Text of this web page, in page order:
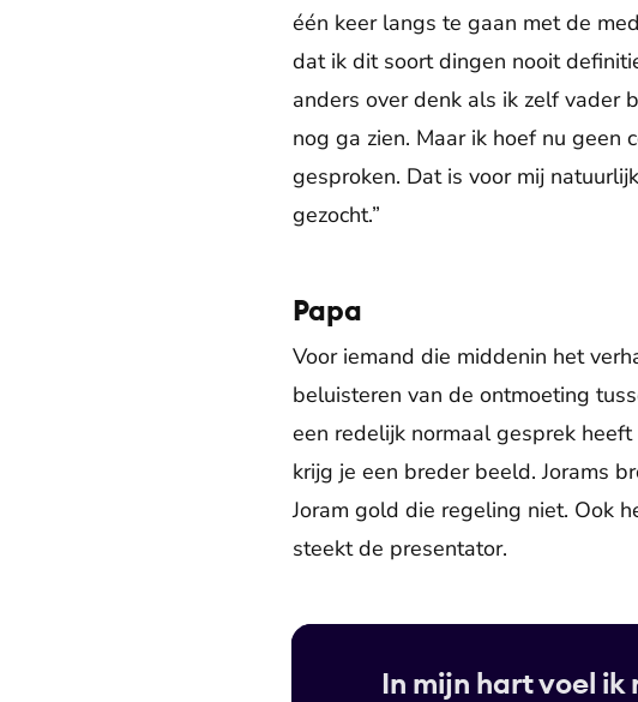
één keer langs te gaan met de
dat ik dit soort dingen nooit
anders over denk als ik zelf vader
nog ga zien. Maar ik hoef nu geen
gesproken. Dat is voor mij
gezocht.”
Papa
Voor iemand die middenin het
beluisteren van de ontmoeting
een redelijk normaal gesprek
krijg je een breder beeld. Jorams
Joram gold die regeling niet. Ook
steekt de presentator.
In mijn hart voel